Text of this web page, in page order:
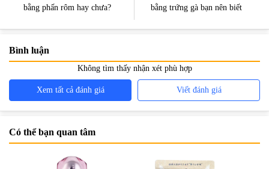
bằng phấn rôm hay chưa?
bằng trứng gà bạn nên biết
Bình luận
Không tìm thấy nhận xét phù hợp
Xem tất cả đánh giá Viết đánh giá
Có thể bạn quan tâm